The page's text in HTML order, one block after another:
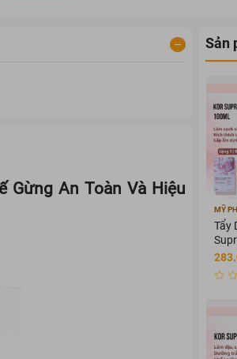
Gừng An Toàn Và Hiệu
Sản
MỸ
Tẩy